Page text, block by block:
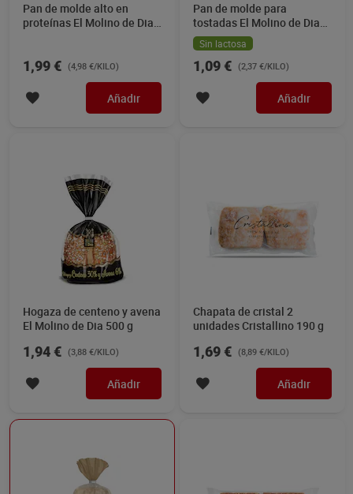
Pan de molde alto en
proteínas El Molino de Dia
1,99 € (4,98 €/KILO)
Añadir
Pan de molde para
tostadas El Molino de Dia
460 g
Sin lactosa
1,09 € (2,37 €/KILO)
Añadir
Hogaza de centeno y avena
El Molino de Dia 500 g
1,94 € (3,88 €/KILO)
Añadir
Chapata de cristal 2
unidades Cristallino 190 g
1,69 € (8,89 €/KILO)
Añadir